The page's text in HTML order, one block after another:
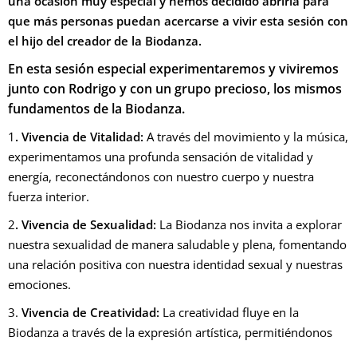
que más personas puedan acercarse a vivir esta sesión con
el hijo del creador de la Biodanza.
En esta sesión especial experimentaremos y viviremos
junto con Rodrigo y con un grupo precioso, los mismos
fundamentos de la Biodanza.
1 . Vivencia de Vitalidad: A través del movimiento y la música,
experimentamos una profunda sensación de vitalidad y
energía, reconectándonos con nuestro cuerpo y nuestra
fuerza interior.
2. Vivencia de Sexualidad: La Biodanza nos invita a explorar
nuestra sexualidad de manera saludable y plena, fomentando
una relación positiva con nuestra identidad sexual y nuestras
emociones.
3. Vivencia de Creatividad: La creatividad fluye en la
Biodanza a través de la expresión artística, permitiéndonos